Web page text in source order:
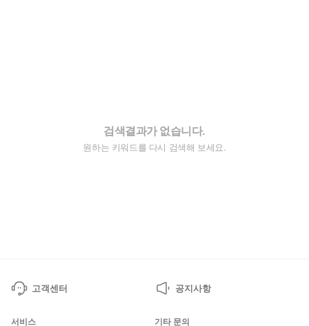
검색결과가 없습니다.
원하는 키워드를 다시 검색해 보세요.
고객센터 공지사항
서비스 기타 문의